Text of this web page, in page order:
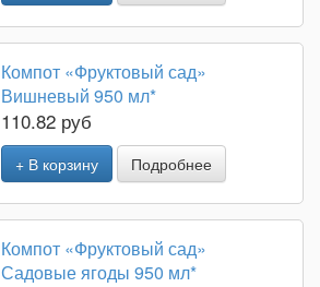
Компот «Фруктовый сад»
Вишневый 950 мл*
110.82 руб
+ В корзину Подробнее
Компот «Фруктовый сад»
Садовые ягоды 950 мл*